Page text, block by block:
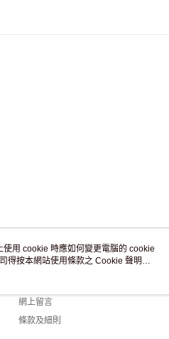
客戶服務
網上留言
條款及細則
用 cookie 時應如何變更電腦的 cookie
得按本網站使用條款之 Cookie 聲明使